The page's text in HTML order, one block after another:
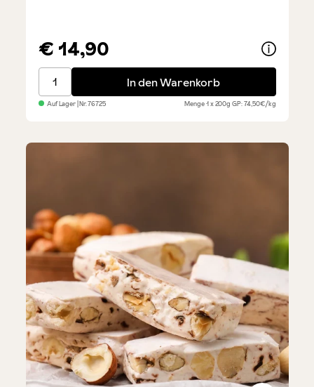
€ 14,90
Cremiger Torrone - mit Haselnüssen
In den Warenkorb
Auf Lager| Nr.76725 Menge1 x 200gGP: 74,50€/kg